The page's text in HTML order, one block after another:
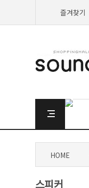
즐겨찾기
HOME
스피커